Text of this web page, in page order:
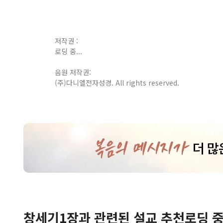
저작권 :
로딩 중...
음원 저작권:
(주)다니엘전자성경. All rights reserved.
창세기1장과 관련된 설교 추천로딩